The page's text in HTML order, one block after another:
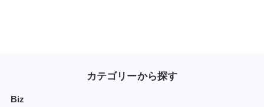
カテゴリーから探す
Biz